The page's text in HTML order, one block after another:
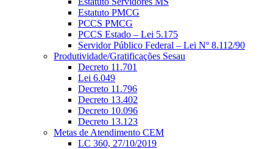
Estatuto PMCG
PCCS PMCG
PCCS Estado – Lei 5.175
Servidor Público Federal – Lei Nº 8.112/90
Produtividade/Gratificações Sesau
Decreto 11.701
Lei 6.049
Decreto 11.796
Decreto 13.402
Decreto 10.096
Decreto 13.123
Metas de Atendimento CEM
LC 360, 27/10/2019